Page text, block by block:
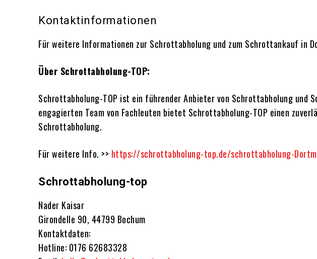
Kontaktinformationen
Für weitere Informationen zur Schrottabholung und zum Schrottankauf in
Über Schrottabholung-TOP:
Schrottabholung-TOP ist ein führender Anbieter von Schrottabholung und
engagierten Team von Fachleuten bietet Schrottabholung-TOP einen
Schrottabholung.
Für weitere Info. >> https://schrottabholung-top.de/schrottabholung-
Schrottabholung-top
Nader Kaisar
Girondelle 90, 44799 Bochum
Kontaktdaten:
Hotline: 0176 62683328